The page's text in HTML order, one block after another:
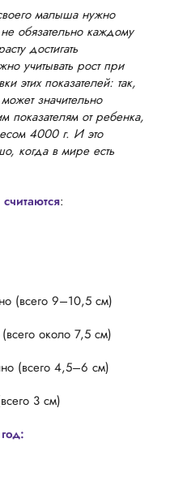
малыша нужно
обязательно каждому
достигать
учитывать рост при
этих показателей: так,
значительно
показателям от ребенка,
4000 г. И это
когда в мире есть
:
(всего 9–10,5 см)
около 7,5 см)
(всего 4,5–6 см)
3 см)